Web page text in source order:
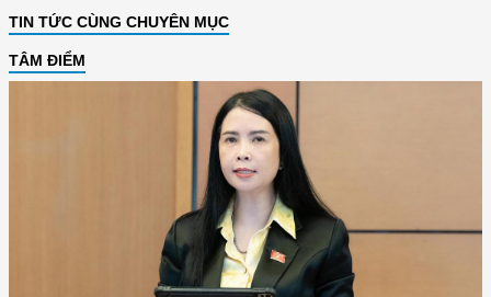
TIN TỨC CÙNG CHUYÊN MỤC
TÂM ĐIỂM